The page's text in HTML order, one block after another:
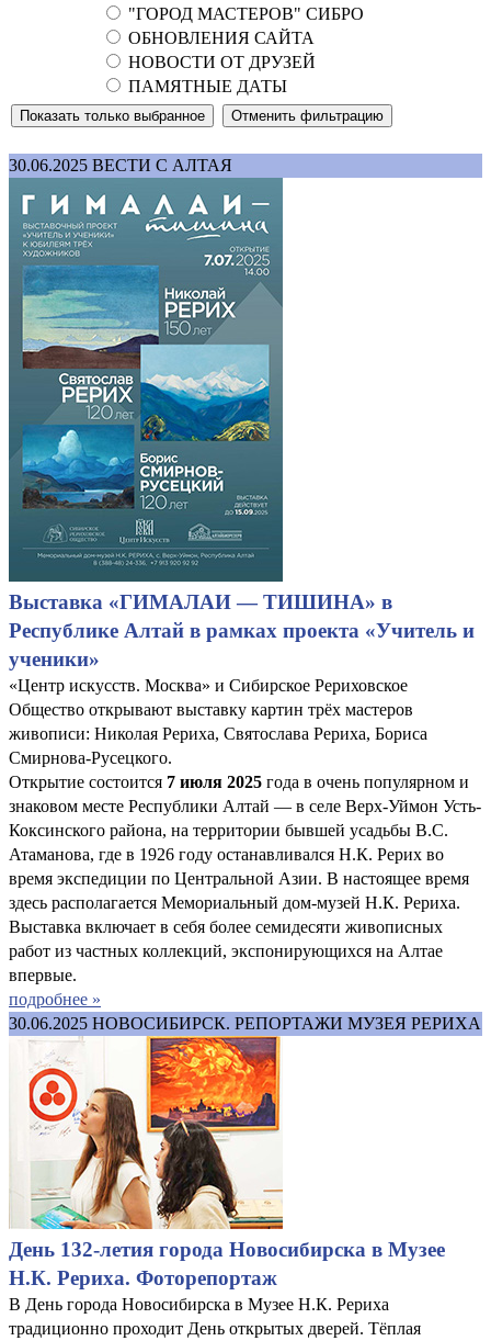
"ГОРОД МАСТЕРОВ" СИБРО
ОБНОВЛЕНИЯ САЙТА
НОВОСТИ ОТ ДРУЗЕЙ
ПАМЯТНЫЕ ДАТЫ
30.06.2025 ВЕСТИ С АЛТАЯ
Выставка «ГИМАЛАИ — ТИШИНА» в
Республике Алтай в рамках проекта «Учитель и
ученики»
«Центр искусств. Москва» и Сибирское Рериховское
Общество открывают выставку картин трёх мастеров
живописи: Николая Рериха, Святослава Рериха, Бориса
Смирнова-Русецкого.
Открытие состоится 7 июля 2025 года в очень популярном и
знаковом месте Республики Алтай — в селе Верх-Уймон Усть-
Коксинского района, на территории бывшей усадьбы В.С.
Атаманова, где в 1926 году останавливался Н.К. Рерих во
время экспедиции по Центральной Азии. В настоящее время
здесь располагается Мемориальный дом-музей Н.К. Рериха.
Выставка включает в себя более семидесяти живописных
работ из частных коллекций, экспонирующихся на Алтае
впервые.
подробнее »
30.06.2025 НОВОСИБИРСК. РЕПОРТАЖИ МУЗЕЯ РЕРИХА
День 132-летия города Новосибирска в Музее
Н.К. Рериха. Фоторепортаж
В День города Новосибирска в Музее Н.К. Рериха
традиционно проходит День открытых дверей. Тёплая